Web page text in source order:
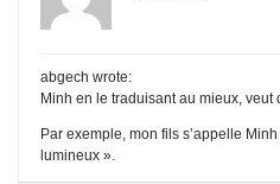
abgech wrote:
Minh en le traduisant au mieux, veut
Par exemple, mon fils s’appelle
lumineux ».